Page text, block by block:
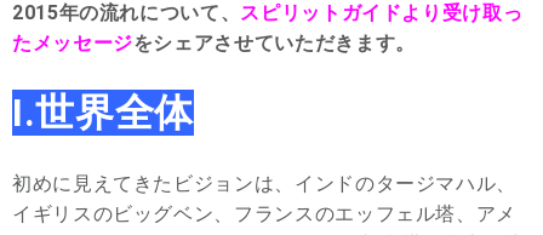
2015年の流れについて、 スピリットガイドより受け取っ
たメッセージをシェアさせていただきます。
Ⅰ.世界全体
初めに見えてきたビジョンは、インドのタージマハル、
イギリスのビッグベン、フランスのエッフェル塔、アメ